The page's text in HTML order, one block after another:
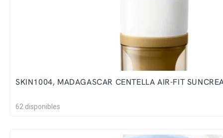
SKIN1004, MADAGASCAR CENTELLA AIR-FIT
62 disponibles